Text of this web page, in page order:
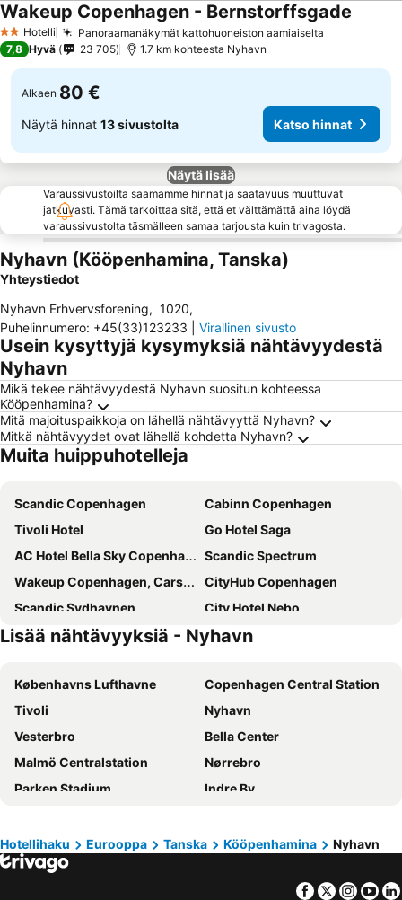
2 Tähtiluokitus
Hotelli Panoraamanäkymät kattohuoneiston aamiaiselta
Wakeup Copenhagen - Bernstorffsgade
7,8 Hyvä 23 705 1.7 km kohteesta Nyhavn
Alkaen 80 €
Näytä hinnat 13 sivustolta Katso hinnat
Näytä lisää
Varaussivustoilta saamamme hinnat ja saatavuus muuttuvat
jatkuvasti. Tämä tarkoittaa sitä, että et välttämättä aina löydä
varaussivustolta täsmälleen samaa tarjousta kuin trivagosta.
Nyhavn (Kööpenhamina, Tanska)
Yhteystiedot
Nyhavn Erhvervsforening, 1020,
Puhelinnumero: +45(33)123233 Virallinen sivusto
Usein kysyttyjä kysymyksiä nähtävyydestä
Nyhavn
Mikä tekee nähtävyydestä Nyhavn suositun kohteessa
Kööpenhamina?
Mitä majoituspaikkoja on lähellä nähtävyyttä Nyhavn?
Mitkä nähtävyydet ovat lähellä kohdetta Nyhavn?
Muita huippuhotelleja
Scandic Copenhagen
Cabinn Copenhagen
Tivoli Hotel
Go Hotel Saga
AC Hotel Bella Sky Copenhagen
Scandic Spectrum
Wakeup Copenhagen, Carsten Niebuhrs Gade
CityHub Copenhagen
Scandic Sydhavnen
City Hotel Nebo
Copenhagen Island
Scandic Webers
Hotel Alexandra
Cabinn City
Scandic Palace Hotel
Scandic Falkoner
Scandic Sluseholmen
Cabinn Metro
The Square
Absalon Hotel
Wakeup Copenhagen Borgergade
Hotel Mayfair
Savoy Hotel
Ascot Hotel
Scandic Kødbyen
Hotel Axel Guldsmeden
Lisää nähtävyyksiä - Nyhavn
Københavns Lufthavne
Copenhagen Central Station
Tivoli
Nyhavn
Vesterbro
Bella Center
Malmö Centralstation
Nørrebro
Parken Stadium
Indre By
Kongens Nytorv
Østerbro
Amager Centret
Hotellihaku Eurooppa Tanska Kööpenhamina Nyhavn
Facebook
Twitter